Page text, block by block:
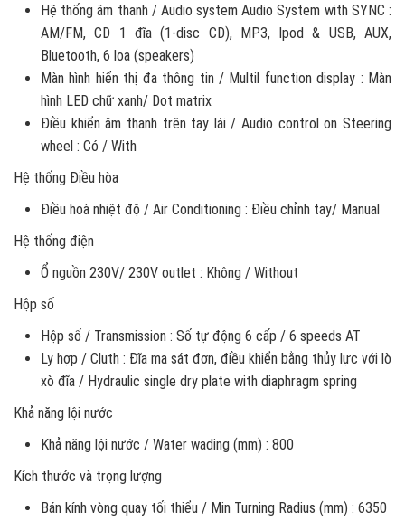
Hệ thống âm thanh / Audio system Audio System with SYNC :
AM/FM, CD 1 đĩa (1-disc CD), MP3, Ipod & USB, AUX,
Bluetooth, 6 loa (speakers)
Màn hình hiển thị đa thông tin / Multil function display : Màn
hình LED chữ xanh/ Dot matrix
Điều khiển âm thanh trên tay lái / Audio control on Steering
wheel : Có / With
Hệ thống Điều hòa
Điều hoà nhiệt độ / Air Conditioning : Điều chỉnh tay/ Manual
Hệ thống điện
Ổ nguồn 230V/ 230V outlet : Không / Without
Hộp số
Hộp số / Transmission : Số tự động 6 cấp / 6 speeds AT
Ly hợp / Cluth : Đĩa ma sát đơn, điều khiển bằng thủy lực với lò
xò đĩa / Hydraulic single dry plate with diaphragm spring
Khả năng lội nước
Khả năng lội nước / Water wading (mm) : 800
Kích thước và trọng lượng
Bán kính vòng quay tối thiểu / Min Turning Radius (mm) : 6350